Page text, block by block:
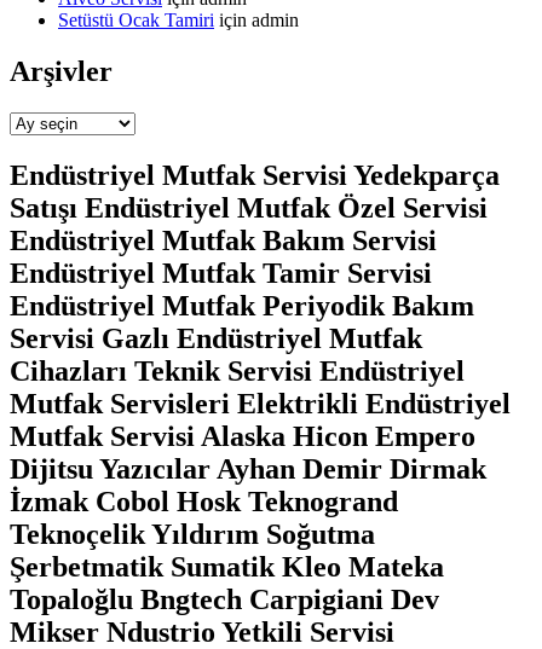
Setüstü Ocak Tamiri için admin
Arşivler
Arşivler
Endüstriyel Mutfak Servisi Yedekparça
Satışı Endüstriyel Mutfak Özel Servisi
Endüstriyel Mutfak Bakım Servisi
Endüstriyel Mutfak Tamir Servisi
Endüstriyel Mutfak Periyodik Bakım
Servisi Gazlı Endüstriyel Mutfak
Cihazları Teknik Servisi Endüstriyel
Mutfak Servisleri Elektrikli Endüstriyel
Mutfak Servisi Alaska Hicon Empero
Dijitsu Yazıcılar Ayhan Demir Dirmak
İzmak Cobol Hosk Teknogrand
Teknoçelik Yıldırım Soğutma
Şerbetmatik Sumatik Kleo Mateka
Topaloğlu Bngtech Carpigiani Dev
Mikser Ndustrio Yetkili Servisi